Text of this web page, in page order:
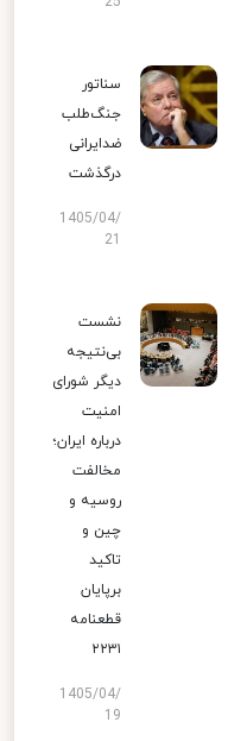
سناتور
جنگ‌طلب
ضدایرانی
درگذشت
1405/04/
نشست
بی‌نتیجه
دیگر شورای
امنیت
درباره ایران؛
مخالفت
روسیه و
چین و
تاکید
برپایان
قطعنامه
۲۲۳۱
1405/04/
19